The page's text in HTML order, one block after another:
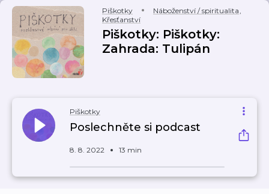
Piškotky Náboženství / spiritualita,
Křesťanství
Piškotky: Piškotky:
Zahrada: Tulipán
Piškotky
Poslechněte si podcast
8. 8. 2022 13 min